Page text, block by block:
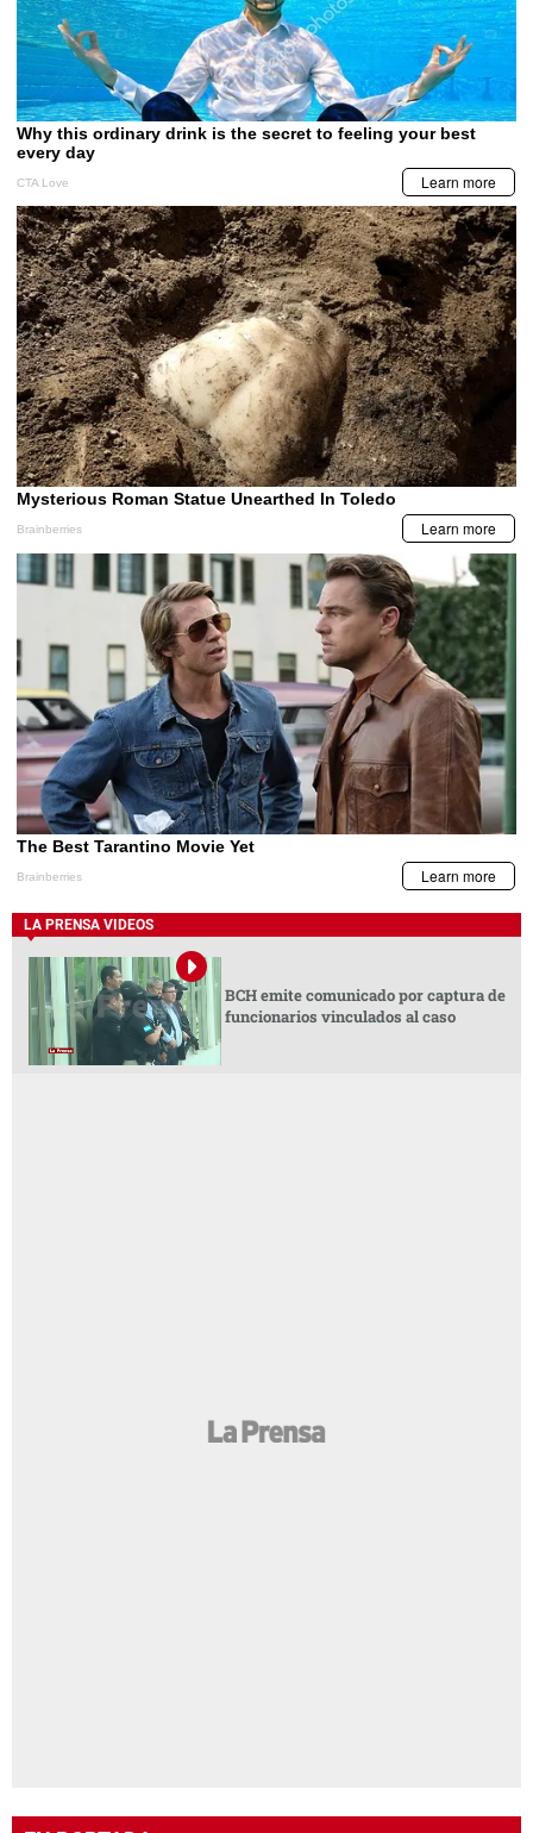
LA PRENSA VIDEOS
BCH emite comunicado por captura de
funcionarios vinculados al caso